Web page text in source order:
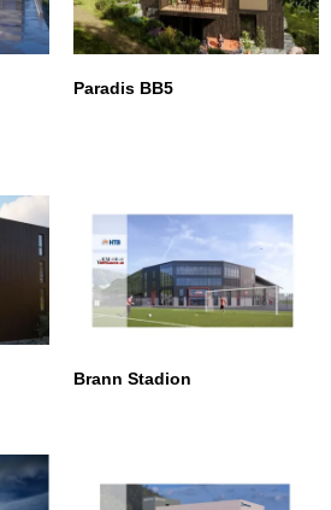
Paradis BB5
Brann Stadion